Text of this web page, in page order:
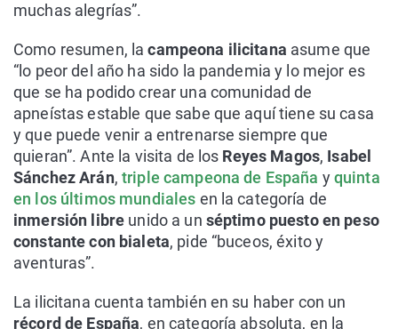
muchas alegrías”.
Como resumen, lacampeona ilicitana asume que
“lo peor del año ha sido la pandemia y lo mejor es
que se ha podido crear una comunidad de
apneístas estable que sabe que aquí tiene su casa
y que puede venir a entrenarse siempre que
quieran”. Ante la visita de los Reyes Magos, Isabel
Sánchez Arán, triple campeona de España yquinta
en los últimos mundiales en la categoría de
inmersión libre unido a un séptimo puesto en peso
constante con bialeta, pide “buceos, éxito y
aventuras”.
La ilicitana cuenta también en su haber con un
récord de España, en categoría absoluta, en la